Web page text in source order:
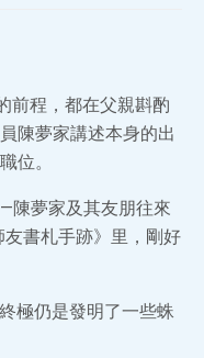
前程，都在父親斟酌
陳夢家講述本身的出
位。
陳夢家及其友朋往來
書札手跡》里，剛好
極仍是發明了一些蛛